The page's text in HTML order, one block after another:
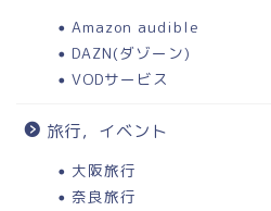
Amazon audible
DAZN(ダゾーン)
VODサービス
旅行，イベント
大阪旅行
奈良旅行